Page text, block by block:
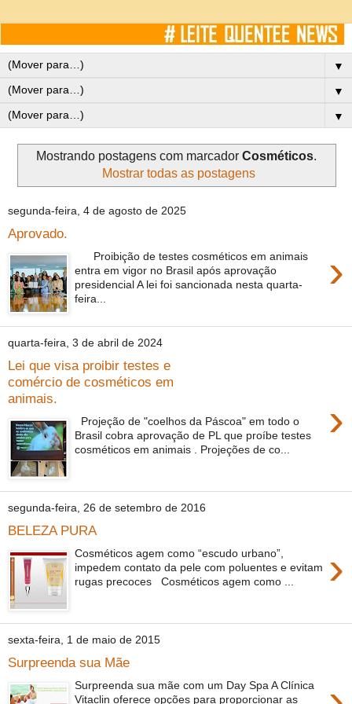
▼
▼
▼
Mostrando postagens com marcador Cosméticos.
Mostrar todas as postagens
segunda-feira, 4 de agosto de 2025
Aprovado.
›
Proibição de testes cosméticos em animais
entra em vigor no Brasil após aprovação
presidencial A lei foi sancionada nesta quarta-
feira...
quarta-feira, 3 de abril de 2024
Lei que visa proibir testes e
comércio de cosméticos em
animais.
›
Projeção de "coelhos da Páscoa" em todo o
Brasil cobra aprovação de PL que proíbe testes
cosméticos em animais . Projeções de co...
segunda-feira, 26 de setembro de 2016
BELEZA PURA
›
Cosméticos agem como “escudo urbano”,
impedem contato da pele com poluentes e evitam
rugas precoces Cosméticos agem como ...
sexta-feira, 1 de maio de 2015
Surpreenda sua Mãe
Surpreenda sua mãe com um Day Spa A Clínica
Vitaclin oferece opções para proporcionar as